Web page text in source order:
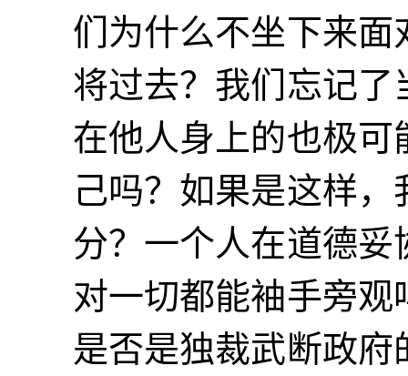
们为什么不坐下来
将过去？我们忘记
在他人身上的也极
己吗？如果是这样
分？一个人在道德
对一切都能袖手旁
是否是独裁武断政